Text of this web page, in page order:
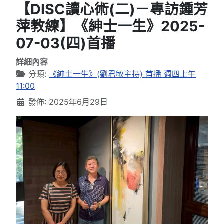
【DISC讀心術(二)－專訪鍾芳
萍教練】《紳士一生》2025-
07-03(四)首播
詳細內容
分類:
《紳士一生》(劉君敏主持) 首播 週四上午
11:00
發佈: 2025年6月29日